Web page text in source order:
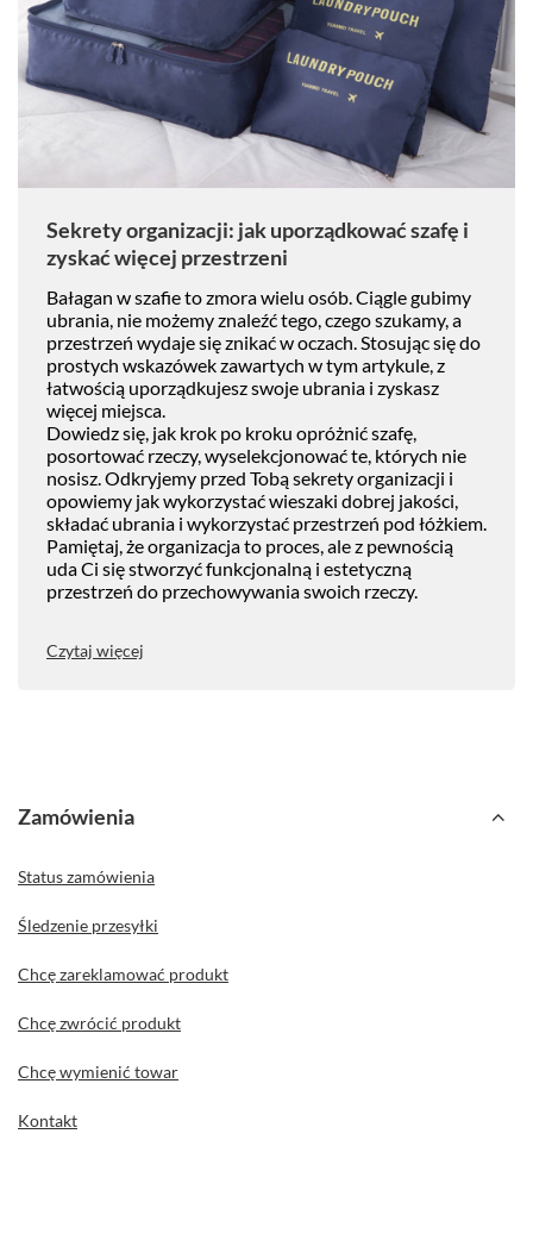
Sekrety organizacji: jak uporządkować szafę i
zyskać więcej przestrzeni
Bałagan w szafie to zmora wielu osób. Ciągle gubimy
ubrania, nie możemy znaleźć tego, czego szukamy, a
przestrzeń wydaje się znikać w oczach. Stosując się do
prostych wskazówek zawartych w tym artykule, z
łatwością uporządkujesz swoje ubrania i zyskasz
więcej miejsca.
Dowiedz się, jak krok po kroku opróżnić szafę,
posortować rzeczy, wyselekcjonować te, których nie
nosisz. Odkryjemy przed Tobą sekrety organizacji i
opowiemy jak wykorzystać wieszaki dobrej jakości,
składać ubrania i wykorzystać przestrzeń pod łóżkiem.
Pamiętaj, że organizacja to proces, ale z pewnością
uda Ci się stworzyć funkcjonalną i estetyczną
przestrzeń do przechowywania swoich rzeczy.
Czytaj więcej
Zamówienia
Status zamówienia
Śledzenie przesyłki
Chcę zareklamować produkt
Chcę zwrócić produkt
Chcę wymienić towar
Kontakt